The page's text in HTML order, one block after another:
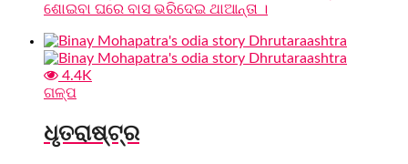
ଶୋଇବା ଘରେ ବାସ ଭରିଦେଇ ଥାଆନ୍ତା ।
4.4K
ଗଳ୍ପ
ଧୃତରାଷ୍ଟ୍ର